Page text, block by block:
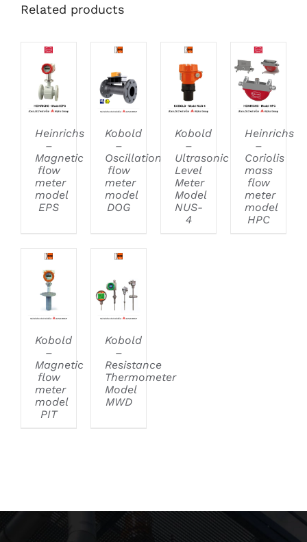
Related products
DETAILS
Heinrichs
–
Magnetic
flow
meter
model
EPS
DETAILS
Kobold
–
Oscillation
flow
meter
model
DOG
DETAILS
Kobold
–
Ultrasonic
Level
Meter
Model
NUS-
4
DETAILS
Heinrichs
–
Coriolis
mass
flow
meter
model
HPC
DETAILS
Kobold
–
Magnetic
flow
meter
model
PIT
DETAILS
Kobold
–
Resistance
Thermometer
Model
MWD